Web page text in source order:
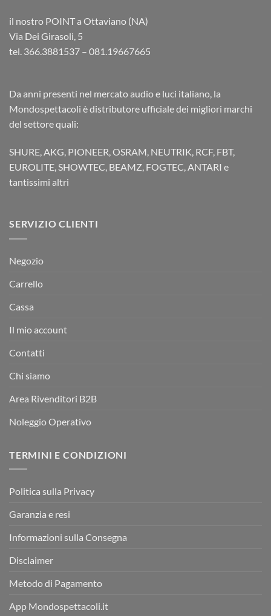
il nostro POINT a Ottaviano (NA)
Via Dei Girasoli, 5
tel. 366.3881537 – 081.19667665
Da anni presenti nel mercato audio e luci italiano, la
Mondospettacoli è distributore ufficiale dei migliori marchi
del settore quali:
SHURE, AKG, PIONEER, OSRAM, NEUTRIK, RCF, FBT,
EUROLITE, SHOWTEC, BEAMZ, FOGTEC, ANTARI e
tantissimi altri
SERVIZIO CLIENTI
Negozio
Carrello
Cassa
Il mio account
Contatti
Chi siamo
Area Rivenditori B2B
Noleggio Operativo
TERMINI E CONDIZIONI
Politica sulla Privacy
Garanzia e resi
Informazioni sulla Consegna
Disclaimer
Metodo di Pagamento
App Mondospettacoli.it